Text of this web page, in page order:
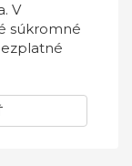
V
súkromné